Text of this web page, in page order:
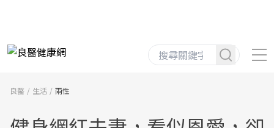
良醫 生活 兩性